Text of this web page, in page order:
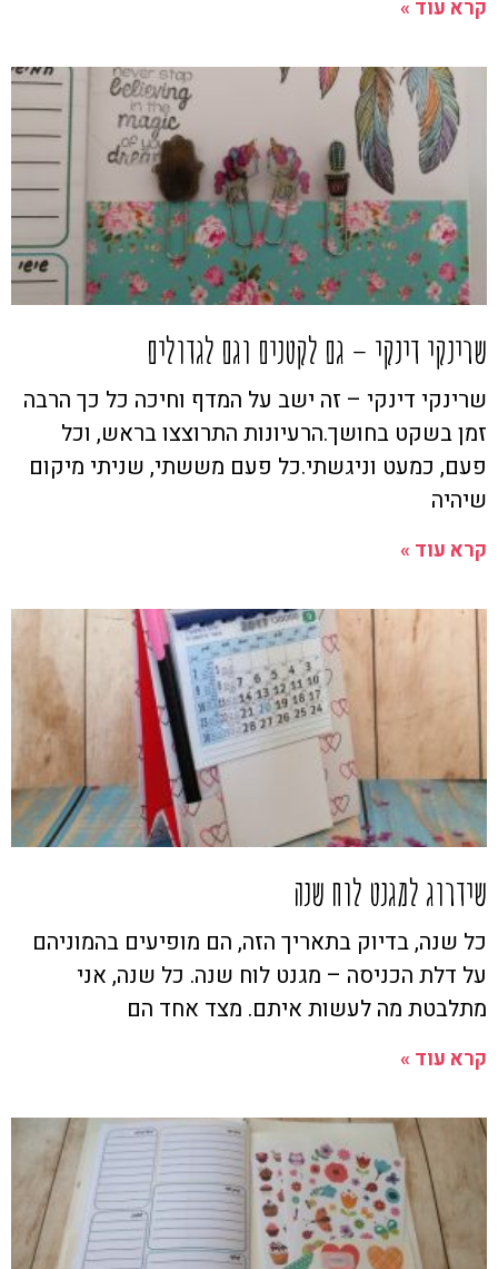
קרא עוד »
שרינקי דינקי – גם לקטנים וגם לגדולים
שרינקי דינקי – זה ישב על המדף וחיכה כל כך הרבה
זמן בשקט בחושך.הרעיונות התרוצצו בראש, וכל
פעם, כמעט וניגשתי.כל פעם מששתי, שניתי מיקום
שיהיה
קרא עוד »
שידרוג למגנט לוח שנה
כל שנה, בדיוק בתאריך הזה, הם מופיעים בהמוניהם
על דלת הכניסה – מגנט לוח שנה. כל שנה, אני
מתלבטת מה לעשות איתם. מצד אחד הם
קרא עוד »